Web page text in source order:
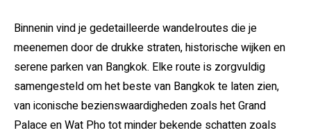
Binnenin vind je gedetailleerde wandelroutes die je
meenemen door de drukke straten, historische wijken en
serene parken van Bangkok. Elke route is zorgvuldig
samengesteld om het beste van Bangkok te laten zien,
van iconische bezienswaardigheden zoals het Grand
Palace en Wat Pho tot minder bekende schatten zoals